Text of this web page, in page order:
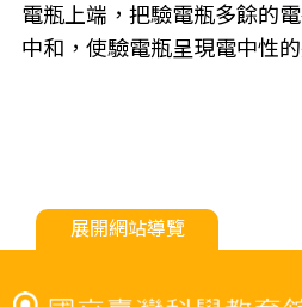
電瓶上端，把驗電瓶多餘的
中和，使驗電瓶呈現電中性的
展開網站導覽